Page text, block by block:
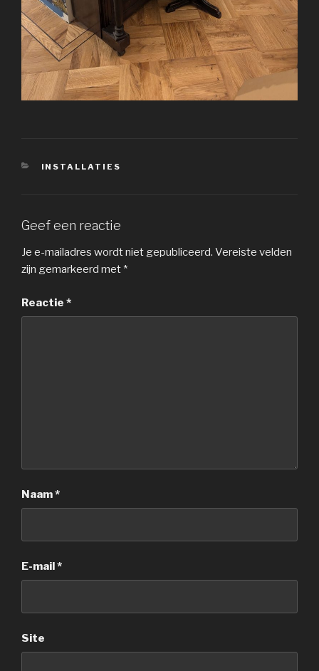
CATEGORIEËN
INSTALLATIES
Geef een reactie
Je e-mailadres wordt niet gepubliceerd. Vereiste velden
zijn gemarkeerd met *
Reactie *
Naam*
E-mail*
Site